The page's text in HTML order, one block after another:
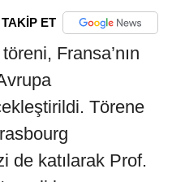
TAKİP ET
Fransa’nın
Törene
de katılarak Prof.